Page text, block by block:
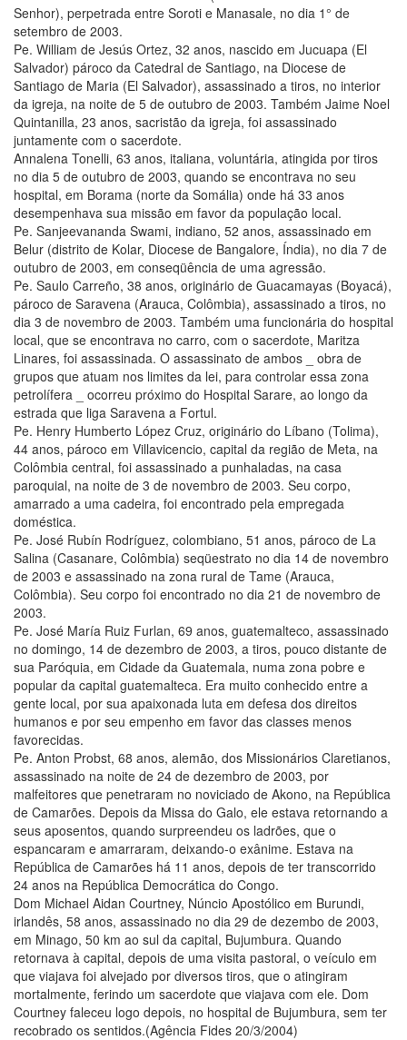
Senhor), perpetrada entre Soroti e Manasale, no dia 1° de
setembro de 2003.
Pe. William de Jesús Ortez, 32 anos, nascido em Jucuapa (El
Salvador) pároco da Catedral de Santiago, na Diocese de
Santiago de Maria (El Salvador), assassinado a tiros, no interior
da igreja, na noite de 5 de outubro de 2003. Também Jaime Noel
Quintanilla, 23 anos, sacristão da igreja, foi assassinado
juntamente com o sacerdote.
Annalena Tonelli, 63 anos, italiana, voluntária, atingida por tiros
no dia 5 de outubro de 2003, quando se encontrava no seu
hospital, em Borama (norte da Somália) onde há 33 anos
desempenhava sua missão em favor da população local.
Pe. Sanjeevananda Swami, indiano, 52 anos, assassinado em
Belur (distrito de Kolar, Diocese de Bangalore, Índia), no dia 7 de
outubro de 2003, em conseqüência de uma agressão.
Pe. Saulo Carreño, 38 anos, originário de Guacamayas (Boyacá),
pároco de Saravena (Arauca, Colômbia), assassinado a tiros, no
dia 3 de novembro de 2003. Também uma funcionária do hospital
local, que se encontrava no carro, com o sacerdote, Maritza
Linares, foi assassinada. O assassinato de ambos _ obra de
grupos que atuam nos limites da lei, para controlar essa zona
petrolífera _ ocorreu próximo do Hospital Sarare, ao longo da
estrada que liga Saravena a Fortul.
Pe. Henry Humberto López Cruz, originário do Líbano (Tolima),
44 anos, pároco em Villavicencio, capital da região de Meta, na
Colômbia central, foi assassinado a punhaladas, na casa
paroquial, na noite de 3 de novembro de 2003. Seu corpo,
amarrado a uma cadeira, foi encontrado pela empregada
doméstica.
Pe. José Rubín Rodríguez, colombiano, 51 anos, pároco de La
Salina (Casanare, Colômbia) seqüestrato no dia 14 de novembro
de 2003 e assassinado na zona rural de Tame (Arauca,
Colômbia). Seu corpo foi encontrado no dia 21 de novembro de
2003.
Pe. José María Ruiz Furlan, 69 anos, guatemalteco, assassinado
no domingo, 14 de dezembro de 2003, a tiros, pouco distante de
sua Paróquia, em Cidade da Guatemala, numa zona pobre e
popular da capital guatemalteca. Era muito conhecido entre a
gente local, por sua apaixonada luta em defesa dos direitos
humanos e por seu empenho em favor das classes menos
favorecidas.
Pe. Anton Probst, 68 anos, alemão, dos Missionários Claretianos,
assassinado na noite de 24 de dezembro de 2003, por
malfeitores que penetraram no noviciado de Akono, na República
de Camarões. Depois da Missa do Galo, ele estava retornando a
seus aposentos, quando surpreendeu os ladrões, que o
espancaram e amarraram, deixando-o exânime. Estava na
República de Camarões há 11 anos, depois de ter transcorrido
24 anos na República Democrática do Congo.
Dom Michael Aidan Courtney, Núncio Apostólico em Burundi,
irlandês, 58 anos, assassinado no dia 29 de dezembo de 2003,
em Minago, 50 km ao sul da capital, Bujumbura. Quando
retornava à capital, depois de uma visita pastoral, o veículo em
que viajava foi alvejado por diversos tiros, que o atingiram
mortalmente, ferindo um sacerdote que viajava com ele. Dom
Courtney faleceu logo depois, no hospital de Bujumbura, sem ter
recobrado os sentidos.(Agência Fides 20/3/2004)